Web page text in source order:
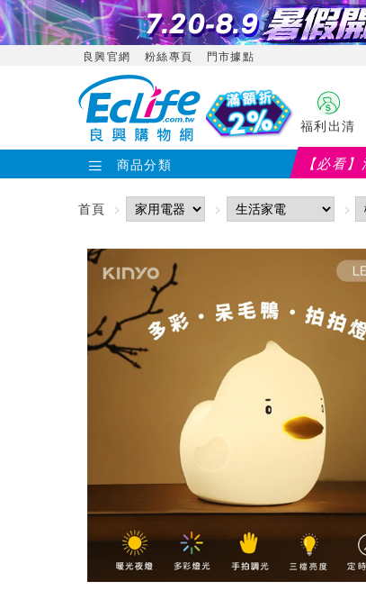
良興官網 粉絲專頁 門市據點
福利出清
商品分類 【必看
首頁